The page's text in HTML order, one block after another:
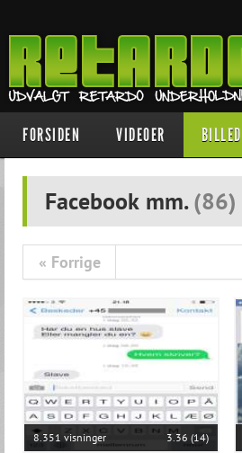
FORSIDEN VIDEOER
Facebook mm.(86)
« Forrige
8.351 visninger 3.36 (14)